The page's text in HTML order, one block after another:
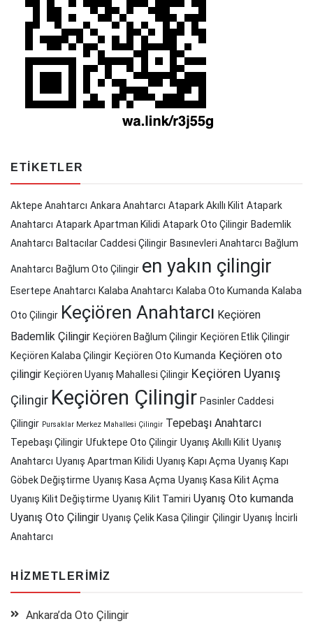
ETIKETLER
Aktepe Anahtarcı Ankara Anahtarcı Atapark Akıllı Kilit Atapark
Anahtarcı Atapark Apartman Kilidi Atapark Oto Çilingir Bademlik
Anahtarcı Baltacılar Caddesi Çilingir Basınevleri Anahtarcı Bağlum
Anahtarcı Bağlum Oto Çilingir en yakın çilingir
Esertepe Anahtarcı Kalaba Anahtarcı Kalaba Oto Kumanda Kalaba
Oto Çilingir Keçiören Anahtarcı Keçiören
Bademlik Çilingir Keçiören Bağlum Çilingir Keçiören Etlik Çilingir
Keçiören Kalaba Çilingir Keçiören Oto Kumanda Keçiören oto
çilingir Keçiören Uyanış Mahallesi Çilingir Keçiören Uyanış
Çilingir Keçiören Çilingir Pasinler Caddesi
Çilingir Pursaklar Merkez Mahallesi Çilingir Tepebaşı Anahtarcı
Tepebaşı Çilingir Ufuktepe Oto Çilingir Uyanış Akıllı Kilit Uyanış
Anahtarcı Uyanış Apartman Kilidi Uyanış Kapı Açma Uyanış Kapı
Göbek Değiştirme Uyanış Kasa Açma Uyanış Kasa Kilit Açma
Uyanış Kilit Değiştirme Uyanış Kilit Tamiri Uyanış Oto kumanda
Uyanış Oto Çilingir Uyanış Çelik Kasa Çilingir Çilingir Uyanış İncirli
Anahtarcı
HIZMETLERIMIZ
Ankara’da Oto Çilingir